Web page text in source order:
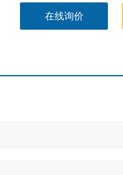
在线询价